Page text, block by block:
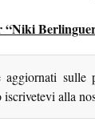
aggiornati sulle
iscrivetevi alla